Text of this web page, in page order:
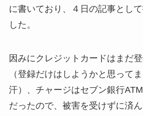
に書いており、４日の記事とし
した。
因みにクレジットカードはまだ
（登録だけはしようかと思って
汗）、チャージはセブン銀行
だったので、被害を受けずに済